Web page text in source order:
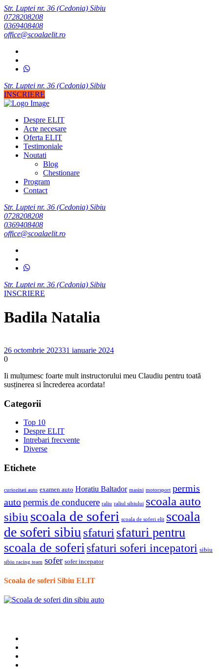
Str. Luptei nr. 36 (Cedonia) Sibiu
0728208208
0369408408
office@scoalaelit.ro
Str. Luptei nr. 36 (Cedonia) Sibiu
INSCRIERE
Despre ELIT
Acte necesare
Oferta ELIT
Testimoniale
Noutati
Blog
Chestionare
Program
Contact
Str. Luptei nr. 36 (Cedonia) Sibiu
0728208208
0369408408
office@scoalaelit.ro
Str. Luptei nr. 36 (Cedonia) Sibiu
INSCRIERE
Badila Natalia
26 octombrie 202331 ianuarie 2024
0
Ii mulțumesc foarte mult instructorului meu Claudiu pentru toată
susținerea si încrederea acordata!
Categorii
Top 10
Despre ELIT
Intrebari frecvente
Diverse
Etichete
curiozitati auto examen auto Horatiu Baltador masini motorsport permis
autopermis de conducere raliu raliul sibiului scoala auto
sibiu scoala de soferi scoala de soferi elit scoala
de soferi sibiu sfaturi sfaturi pentru
scoala de soferi sfaturi soferi incepatori sibiu
sibiu racing team sofer sofer incepator
Scoala de soferi Sibiu ELIT